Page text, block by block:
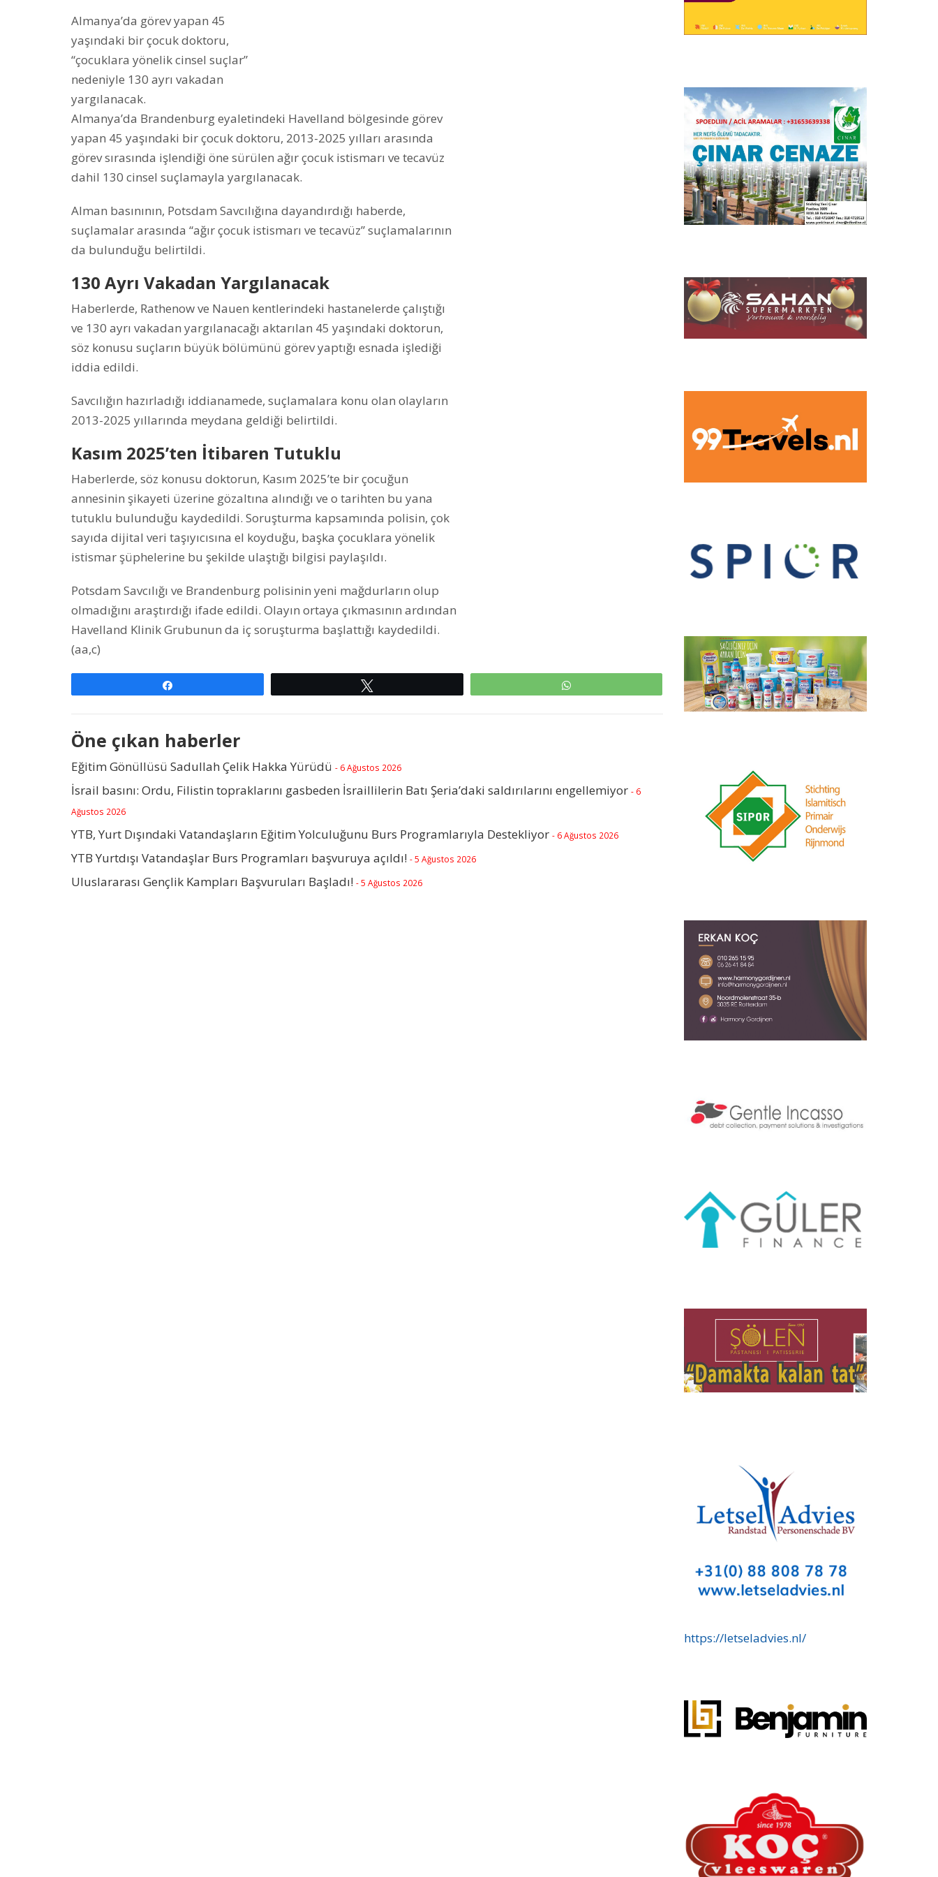
Almanya’da görev yapan 45
yaşındaki bir çocuk doktoru,
“çocuklara yönelik cinsel suçlar”
nedeniyle 130 ayrı vakadan
yargılanacak.
Almanya’da Brandenburg eyaletindeki Havelland bölgesinde görev
yapan 45 yaşındaki bir çocuk doktoru, 2013-2025 yılları arasında
görev sırasında işlendiği öne sürülen ağır çocuk istismarı ve tecavüz
dahil 130 cinsel suçlamayla yargılanacak.
Alman basınının, Potsdam Savcılığına dayandırdığı haberde,
suçlamalar arasında “ağır çocuk istismarı ve tecavüz” suçlamalarının
da bulunduğu belirtildi.
130 Ayrı Vakadan Yargılanacak
Haberlerde, Rathenow ve Nauen kentlerindeki hastanelerde çalıştığı
ve 130 ayrı vakadan yargılanacağı aktarılan 45 yaşındaki doktorun,
söz konusu suçların büyük bölümünü görev yaptığı esnada işlediği
iddia edildi.
Savcılığın hazırladığı iddianamede, suçlamalara konu olan olayların
2013-2025 yıllarında meydana geldiği belirtildi.
Kasım 2025’ten İtibaren Tutuklu
Haberlerde, söz konusu doktorun, Kasım 2025’te bir çocuğun
annesinin şikayeti üzerine gözaltına alındığı ve o tarihten bu yana
tutuklu bulunduğu kaydedildi. Soruşturma kapsamında polisin, çok
sayıda dijital veri taşıyıcısına el koyduğu, başka çocuklara yönelik
istismar şüphelerine bu şekilde ulaştığı bilgisi paylaşıldı.
Potsdam Savcılığı ve Brandenburg polisinin yeni mağdurların olup
olmadığını araştırdığı ifade edildi. Olayın ortaya çıkmasının ardından
Havelland Klinik Grubunun da iç soruşturma başlattığı kaydedildi.​​​​​​
(aa,c)
Öne çıkan haberler
Eğitim Gönüllüsü Sadullah Çelik Hakka Yürüdü - 6 Ağustos 2026
İsrail basını: Ordu, Filistin topraklarını gasbeden İsraillilerin Batı Şeria’daki saldırılarını engellemiyor - 6
Ağustos 2026
YTB, Yurt Dışındaki Vatandaşların Eğitim Yolculuğunu Burs Programlarıyla Destekliyor - 6 Ağustos 2026
YTB Yurtdışı Vatandaşlar Burs Programları başvuruya açıldı! - 5 Ağustos 2026
Uluslararası Gençlik Kampları Başvuruları Başladı! - 5 Ağustos 2026
https://letseladvies.nl/